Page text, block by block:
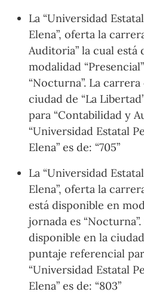
La “Universidad
Elena”, oferta la
Auditoria” la cual está
modalidad
“Nocturna”. La
ciudad de “La
para “Contabilidad y
“Universidad Estatal
Elena” es de: “705”
La “Universidad
Elena”, oferta la
está disponible en
jornada es
disponible en la
puntaje referencial
“Universidad Estatal
Elena” es de: “803”